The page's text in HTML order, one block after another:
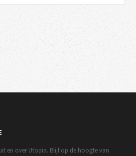
en over Utopia. Blijf op de hoogte van